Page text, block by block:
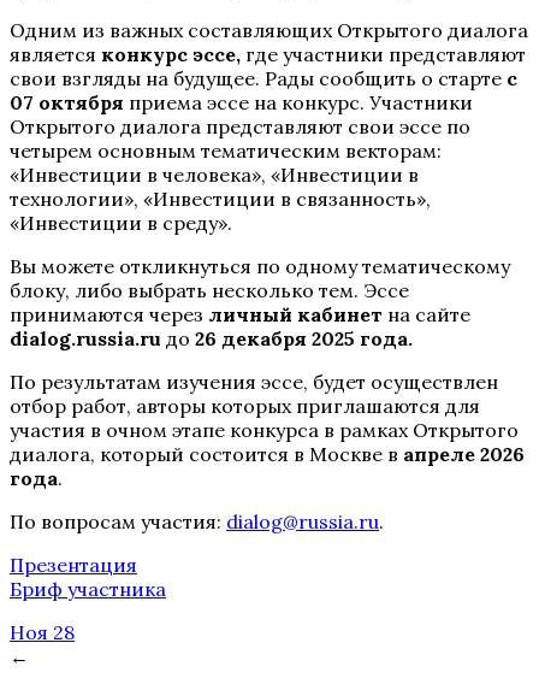
Одним из важных составляющих Открытого диалога
является конкурс эссе, где участники представляют
свои взгляды на будущее. Рады сообщить о старте с
07 октября приема эссе на конкурс. Участники
Открытого диалога представляют свои эссе по
четырем основным тематическим векторам:
«Инвестиции в человека», «Инвестиции в
технологии», «Инвестиции в связанность»,
«Инвестиции в среду».
Вы можете откликнуться по одному тематическому
блоку, либо выбрать несколько тем. Эссе
принимаются через личный кабинет на сайте
dialog.russia.ru до 26 декабря 2025 года.
По результатам изучения эссе, будет осуществлен
отбор работ, авторы которых приглашаются для
участия в очном этапе конкурса в рамках Открытого
диалога, который состоится в Москве в апреле 2026
года.
По вопросам участия: dialog@russia.ru.
Презентация
Бриф участника
Ноя 28
←